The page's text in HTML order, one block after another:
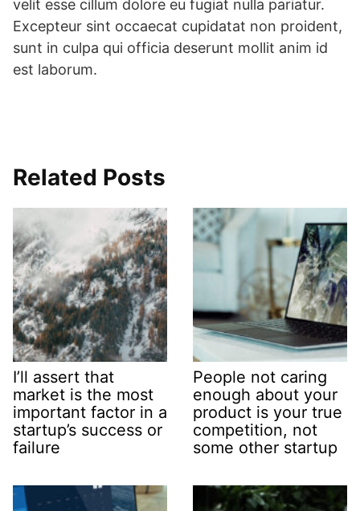
velit esse cillum dolore eu fugiat nulla pariatur.
Excepteur sint occaecat cupidatat non proident,
sunt in culpa qui officia deserunt mollit anim id
est laborum.
Related Posts
I’ll assert that
market is the most
important factor in a
startup’s success or
failure
People not caring
enough about your
product is your true
competition, not
some other startup